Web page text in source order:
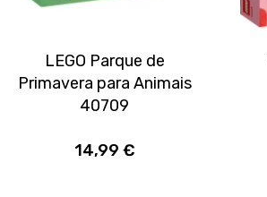
LEGO Parque de
Primavera para Animais
40709
14,99 €